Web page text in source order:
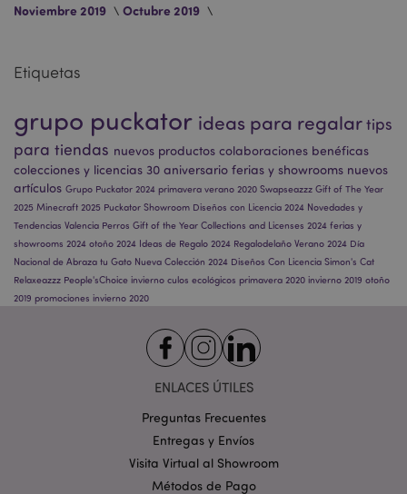
Noviembre 2019
Octubre 2019
Etiquetas
grupo puckator ideas para regalartips
para tiendas nuevos productos colaboraciones benéficas
colecciones y licencias 30 aniversario ferias y showrooms nuevos
artículos Grupo Puckator 2024 primavera verano 2020 Swapseazzz Gift of The Year
2025 Minecraft 2025 Puckator Showroom Diseños con Licencia 2024 Novedades y
Tendencias Valencia Perros Gift of the Year Collections and Licenses 2024 ferias y
showrooms 2024 otoño 2024 Ideas de Regalo 2024 Regalodelaño Verano 2024 Día
Nacional de Abraza tu Gato Nueva Colección 2024 Diseños Con Licencia Simon's Cat
Relaxeazzz People'sChoice invierno culos ecológicos primavera 2020 invierno 2019 otoño
2019 promociones invierno 2020
ENLACES ÚTILES
Preguntas Frecuentes
Entregas y Envíos
Visita Virtual al Showroom
Métodos de Pago
X-Magento-Vary
Adobe Inc.
www.puckator.es